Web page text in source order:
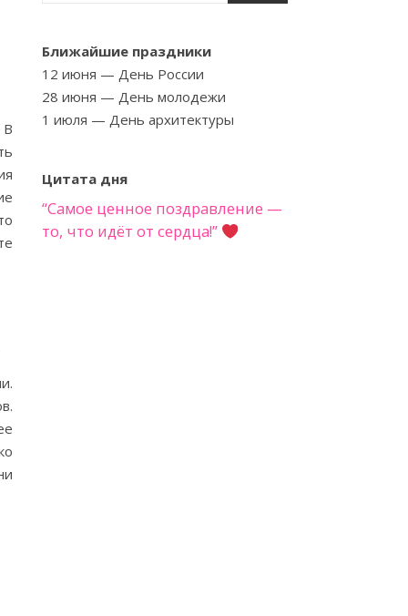
В
Ближайшие праздники
12 июня — День России
28 июня — День молодежи
1 июля — День архитектуры
Цитата дня
“Самое ценное поздравление —
то, что идёт от сердца!”